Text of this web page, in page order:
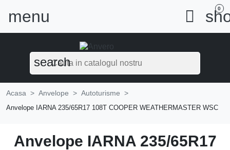
menu  0
search
Acasa Anvelope Autoturisme
Anvelope IARNA 235/65R17 108T COOPER WEATHERMASTER WSC
Anvelope IARNA 235/65R17